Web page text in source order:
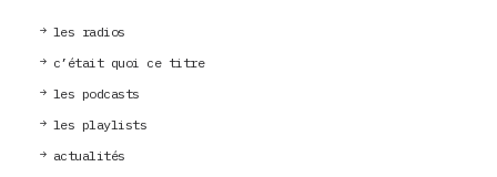
les radios
c’était quoi ce titre
les podcasts
les playlists
actualités